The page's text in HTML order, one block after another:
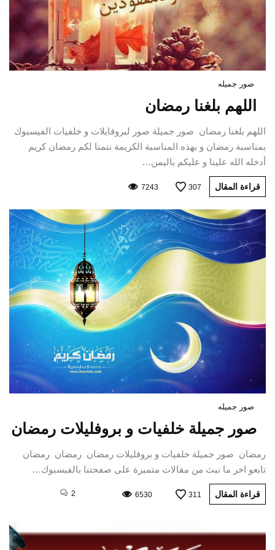
صور جميله
اللهم بلغنا رمضان
اللهم بلغنا رمضان صور جميلة صور لبروفايلات و خلفيات الفيسبوك
بمناسبة رمضان و بهذه المناسبة الكريمة نتمنا لكم رمضان كريم
أدخله الله علينا و عليكم باليمن…
قراءة المقال 307
7243
صور جميله
صور جميلة خلفيات و بروفليلات رمضان
رمضان صور جميلة خلفيات و بروفليلات رمضان رمضان رمضان
تابعو اخر ما نبث من مقالات متميزة على صفحتنا بالفيسبوك…
قراءة المقال 311
6530
2